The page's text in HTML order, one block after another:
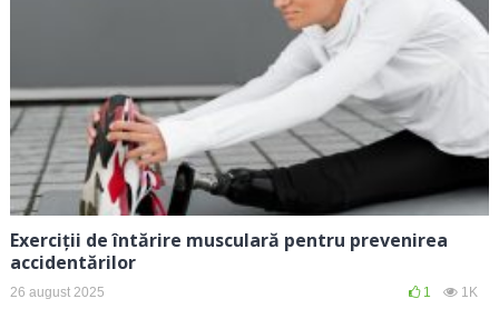
Exerciții de întărire musculară pentru prevenirea
accidentărilor
26 august 2025 1 1K